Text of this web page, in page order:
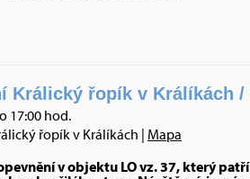
Králický řopík v Králíkách
17:00 hod.
řopík v Králíkách | Mapa
v objektu LO vz. 37, který